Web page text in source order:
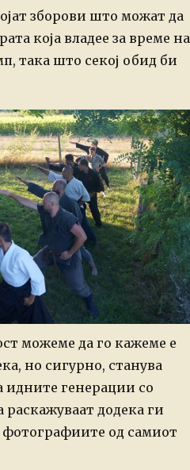
зборови што можат да
која владее за време на
така што секој обид би
можеме да го кажеме е
но сигурно, станува
генерации со
додека ги
од самиот